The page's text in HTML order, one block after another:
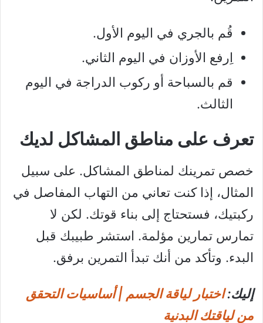
قُم بالجري في اليوم الأول.
اِرفع الأوزان في اليوم الثاني.
قم بالسباحة أو ركوب الدراجة في اليوم
الثالث.
تعرف على مناطق المشاكل لديك
خصص تمرينك لمناطق المشاكل. على سبيل
المثال، إذا كنت تعاني من التهاب المفاصل في
ركبتيك، فستحتاج إلى بناء قوتك. لكن لا
تمارس تمارين مؤلمة. استشر طبيبك قبل
البدء. وتأكد من أنك تبدأ التمرين برفق.
إليك:اختبار لياقة الجسم | أساسيات التحقق
من لياقتك البدنية